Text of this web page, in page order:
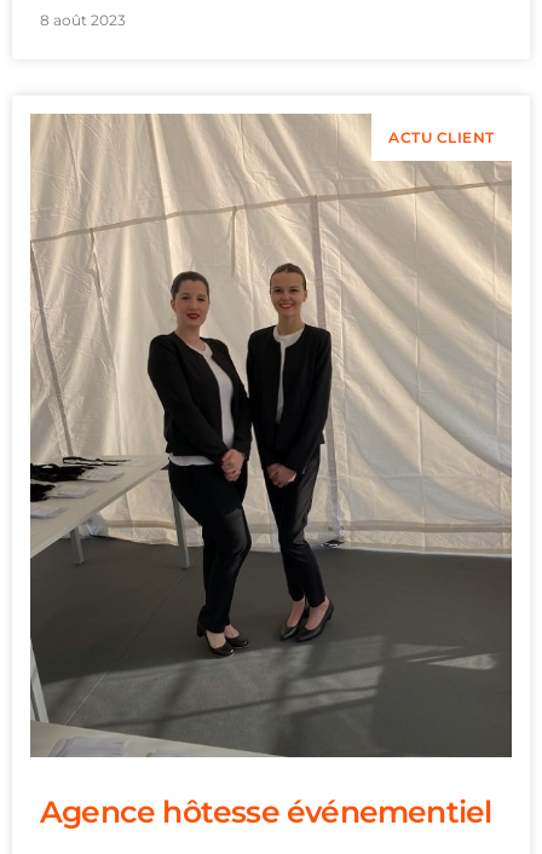
8 août 2023
ACTU CLIENT
Agence hôtesse événementiel